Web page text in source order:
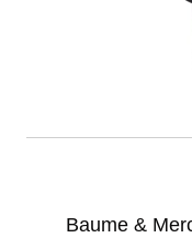
Baume &